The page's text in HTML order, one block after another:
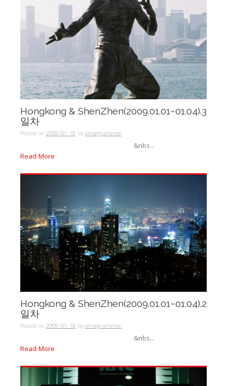
Hongkong & ShenZhen(2009.01.01~01.04).3
일차
Posted on 2009-01-18 byamagrammer
&nbs...
Read More
Hongkong & ShenZhen(2009.01.01~01.04).2
일차
Posted on 2009-01-18 byamagrammer
&nbs...
Read More